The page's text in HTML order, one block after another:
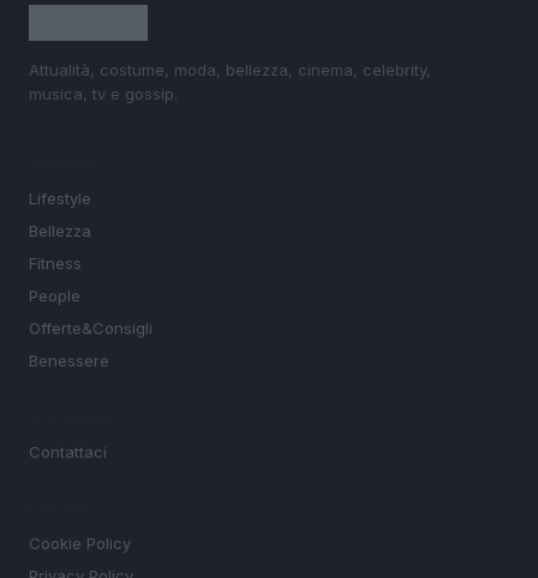
Attualità, costume, moda, bellezza, cinema, celebrity,
musica, tv e gossip.
Lifestyle
Bellezza
Fitness
People
Offerte&Consigli
Benessere
Contattaci
Cookie Policy